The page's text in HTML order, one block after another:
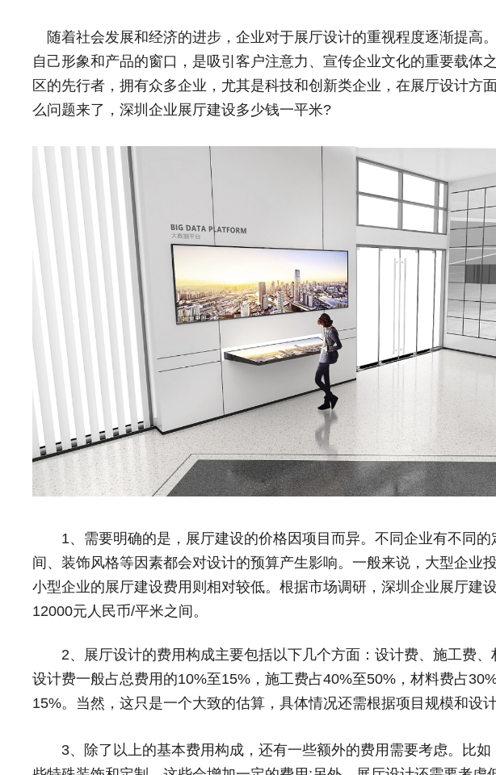
随着社会发展和经济的进步，企业对于展厅设计的重视程度逐渐提高
自己形象和产品的窗口，是吸引客户注意力、宣传企业文化的重要载体
区的先行者，拥有众多企业，尤其是科技和创新类企业，在展厅设计方
么问题来了，深圳企业展厅建设多少钱一平米?
1、需要明确的是，展厅建设的价格因项目而异。不同企业有不同的
间、装饰风格等因素都会对设计的预算产生影响。一般来说，大型企业
小型企业的展厅建设费用则相对较低。根据市场调研，深圳企业展厅建
12000元人民币/平米之间。
2、展厅设计的费用构成主要包括以下几个方面：设计费、施工费、
设计费一般占总费用的10%至15%，施工费占40%至50%，材料费占
15%。当然，这只是一个大致的估算，具体情况还需根据项目规模和设
3、除了以上的基本费用构成，还有一些额外的费用需要考虑。比如